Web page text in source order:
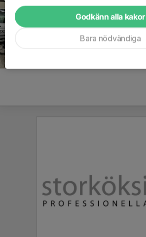
Godkänn alla kakor
Bara nödvändiga